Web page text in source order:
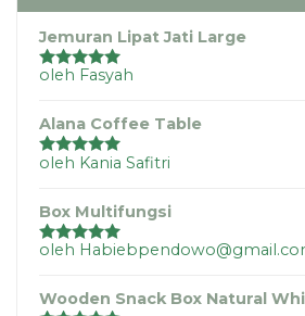
Jemuran Lipat Jati Large
Dinilai5dari
oleh Fasyah
Alana Coffee Table
Dinilai5dari
oleh Kania Safitri
Box Multifungsi
Dinilai5 dari
oleh
Wooden Snack Box Natural